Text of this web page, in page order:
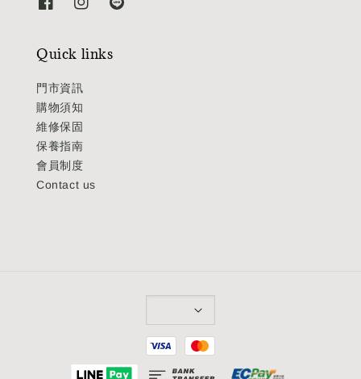
Quick links
門市資訊
購物須知
維修保固
保養指南
會員制度
Contact us